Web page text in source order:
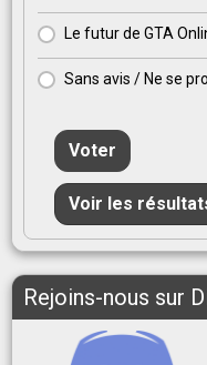
Le futur de GTA
Sans avis / Ne se
Voter
Voir les
Rejoins-nous sur